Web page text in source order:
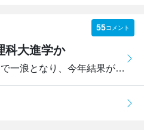
55コメント
大進学か
質問失礼します昨年全落ちで一浪となり、今年結果が全て出揃...